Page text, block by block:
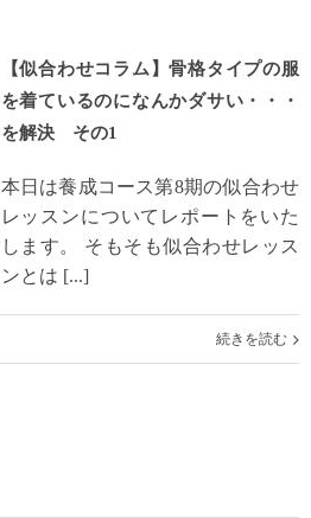
【似合わせコラム】骨格タイプの服
を着ているのになんかダサい・・・
を解決 その1
本日は養成コース第8期の似合わせ
レッスンについてレポートをいた
します。 そもそも似合わせレッス
ンとは [...]
続きを読む